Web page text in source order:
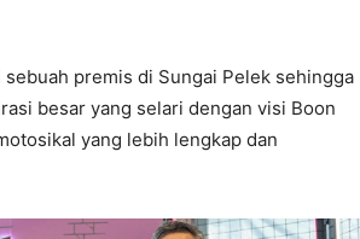
premis di Sungai Pelek sehingga
besar yang selari dengan visi Boon
yang lebih lengkap dan